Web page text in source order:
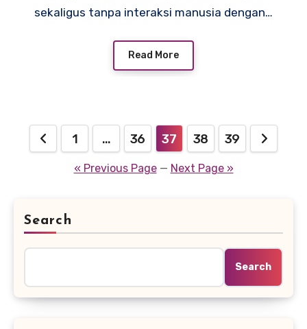
sekaligus tanpa interaksi manusia dengan…
Read More
Posts
pagination
1 … 36 37 38 39
« Previous Page— Next Page »
Search
Search